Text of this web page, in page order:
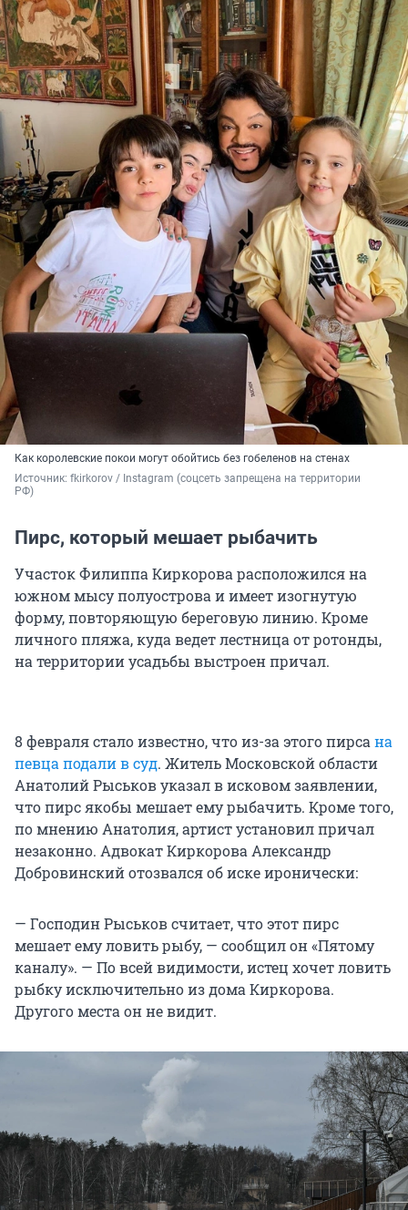
Как королевские покои могут обойтись без гобеленов на стенах
Источник: fkirkorov / Instagram (соцсеть запрещена на территории
РФ)
Пирс, который мешает рыбачить
Участок Филиппа Киркорова расположился на
южном мысу полуострова и имеет изогнутую
форму, повторяющую береговую линию. Кроме
личного пляжа, куда ведет лестница от ротонды,
на территории усадьбы выстроен причал.
8 февраля стало известно, что из-за этого пирса на
певца подали в суд. Житель Московской области
Анатолий Рыськов указал в исковом заявлении,
что пирс якобы мешает ему рыбачить. Кроме того,
по мнению Анатолия, артист установил причал
незаконно. Адвокат Киркорова Александр
Добровинский отозвался об иске иронически:
— Господин Рыськов считает, что этот пирс
мешает ему ловить рыбу, — сообщил он «Пятому
каналу». — По всей видимости, истец хочет ловить
рыбку исключительно из дома Киркорова.
Другого места он не видит.